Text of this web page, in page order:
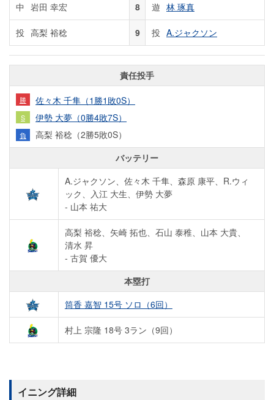
中 岩田 幸宏 8 遊 林 琢真
投 高梨 裕稔 9 投 A.ジャクソン
責任投手
勝 佐々木 千隼（1勝1敗0S）
S 伊勢 大夢（0勝4敗7S）
負
高梨 裕稔（2勝5敗0S）
バッテリー
A.ジャクソン、佐々木 千隼、森原 康平、R.ウィ
ック、入江 大生、伊勢 大夢
- 山本 祐大
高梨 裕稔、矢崎 拓也、石山 泰稚、山本 大貴、
清水 昇
- 古賀 優大
本塁打
筒香 嘉智 15号 ソロ（6回）
村上 宗隆 18号 3ラン（9回）
イニング詳細